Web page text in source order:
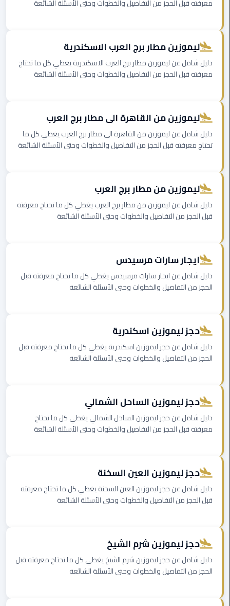
ليموزين
ليموزين
رجال
الاعمال
الاهرام
ليموزين
الشيخ
ليموزين
طنطا
ليموزين
كفر
الشيخ
المحلة
الكبرى
ليموزين
ليموزين
العين
السخنة
الغردقة
ليموزين
شرم
ليموزين
مرسي
علم
معرفته قبل الحجز من التفاصيل والخطوات وحتى الأسئلة الشائعة
ليموزين مطار برج العرب الاسكندرية
دليل شامل عن ليموزين مطار برج العرب الاسكندرية يغطي كل ما تحتاج
معرفته قبل الحجز من التفاصيل والخطوات وحتى الأسئلة الشائعة
ليموزين من القاهرة الى مطار برج العرب
دليل شامل عن ليموزين من القاهرة الى مطار برج العرب يغطي كل ما
تحتاج معرفته قبل الحجز من التفاصيل والخطوات وحتى الأسئلة الشائعة
ليموزين من مطار برج العرب
دليل شامل عن ليموزين من مطار برج العرب يغطي كل ما تحتاج معرفته
قبل الحجز من التفاصيل والخطوات وحتى الأسئلة الشائعة
ايجار سارات مرسيدس
دليل شامل عن ايجار سارات مرسيدس يغطي كل ما تحتاج معرفته قبل
الحجز من التفاصيل والخطوات وحتى الأسئلة الشائعة
حجز ليموزين اسكندرية
دليل شامل عن حجز ليموزين اسكندرية يغطي كل ما تحتاج معرفته قبل
الحجز من التفاصيل والخطوات وحتى الأسئلة الشائعة
حجز ليموزين الساحل الشمالي
دليل شامل عن حجز ليموزين الساحل الشمالي يغطي كل ما تحتاج
معرفته قبل الحجز من التفاصيل والخطوات وحتى الأسئلة الشائعة
حجز ليموزين العين السخنة
دليل شامل عن حجز ليموزين العين السخنة يغطي كل ما تحتاج معرفته
قبل الحجز من التفاصيل والخطوات وحتى الأسئلة الشائعة
حجز ليموزين شرم الشيخ
دليل شامل عن حجز ليموزين شرم الشيخ يغطي كل ما تحتاج معرفته قبل
الحجز من التفاصيل والخطوات وحتى الأسئلة الشائعة